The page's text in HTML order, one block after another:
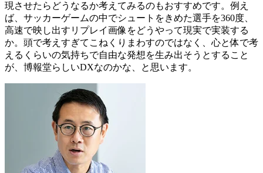
現させたらどうなるか考えてみるのもおすすめです。例え
ば、サッカーゲームの中でシュートをきめた選手を360度、
高速で映し出すリプレイ画像をどうやって現実で実装する
か。頭で考えすぎてこねくりまわすのではなく、心と体で考
えるくらいの気持ちで自由な発想を生み出そうとすること
が、博報堂らしいDXなのかな、と思います。